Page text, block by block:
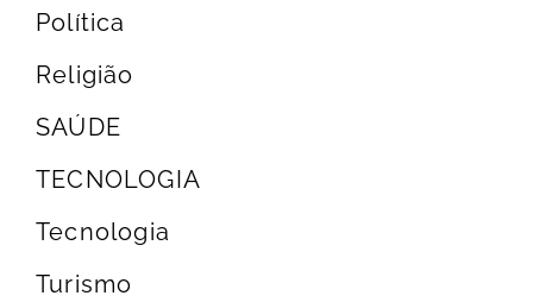
Política
Religião
SAÚDE
TECNOLOGIA
Tecnologia
Turismo